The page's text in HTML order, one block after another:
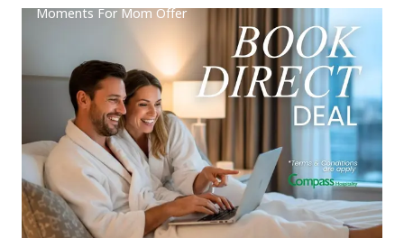
Moments For Mom Offer